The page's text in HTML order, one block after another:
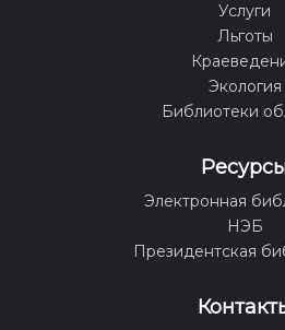
Услуги
Льготы
Экология
Библиотеки
Электронная
НЭБ
Президентская